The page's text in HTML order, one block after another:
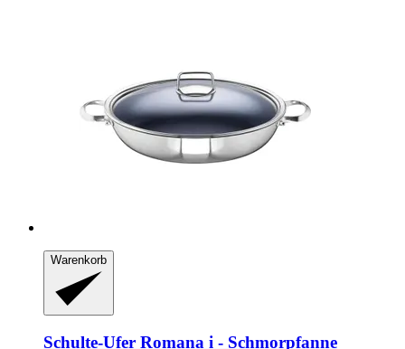
Warenkorb
Schulte-Ufer Romana i -​ Schmorpfanne